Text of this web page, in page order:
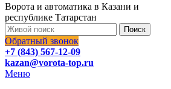
Ворота и автоматика в Казани и
республике Татарстан
Поиск
Обратный звонок
+7 (843) 567-12-09
kazan@vorota-top.ru
Меню